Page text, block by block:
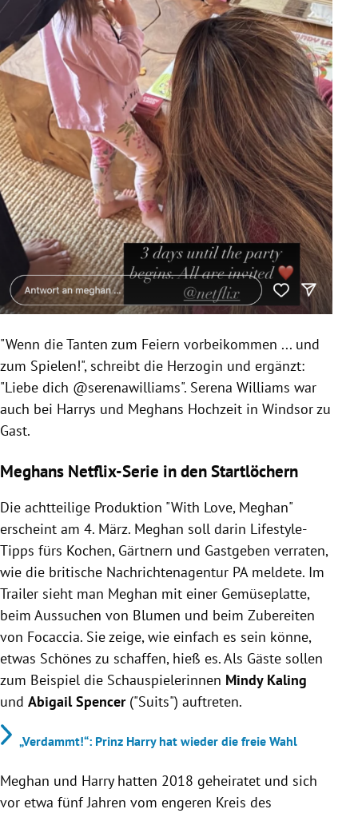
"Wenn die Tanten zum Feiern vorbeikommen ... und
zum Spielen!", schreibt die Herzogin und ergänzt:
"Liebe dich @serenawilliams". Serena Williams war
auch bei Harrys und Meghans Hochzeit in Windsor zu
Gast.
Meghans Netflix-Serie in den Startlöchern
Die achtteilige Produktion "With Love, Meghan"
erscheint am 4. März. Meghan soll darin Lifestyle-
Tipps fürs Kochen, Gärtnern und Gastgeben verraten,
wie die britische Nachrichtenagentur PA meldete. Im
Trailer sieht man Meghan mit einer Gemüseplatte,
beim Aussuchen von Blumen und beim Zubereiten
von Focaccia. Sie zeige, wie einfach es sein könne,
etwas Schönes zu schaffen, hieß es. Als Gäste sollen
zum Beispiel die Schauspielerinnen Mindy Kaling
und Abigail Spencer("Suits") auftreten.
„Verdammt!“: Prinz Harry hat wieder die freie Wahl
Meghan und Harry hatten 2018 geheiratet und sich
vor etwa fünf Jahren vom engeren Kreis des